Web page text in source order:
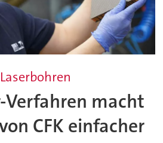
Verfahren macht
CFK einfacher